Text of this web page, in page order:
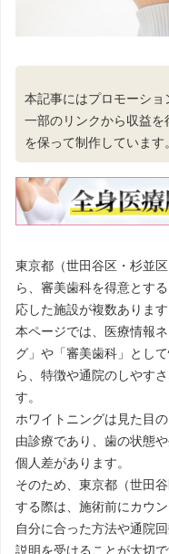
本記事にはプロモーショ
一部のリンクから収益
を保って制作しています。
東京都（世田谷区・杉並
ら、審美歯科を得意とす
応した施設が複数あります
本ページでは、医療情報
グ」や「審美歯科」とし
ら、特徴や通院のしやす
す。
ホワイトニングは見た目
由診療であり、歯の状態
個人差があります。
そのため、東京都（世田
する際は、施術前にカウ
自分に合った方法や通院
説明を受けることが大切で